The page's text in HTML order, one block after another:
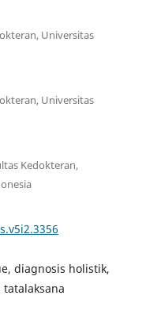
Universitas
Universitas
Kedokteran,
diagnosis holistik,